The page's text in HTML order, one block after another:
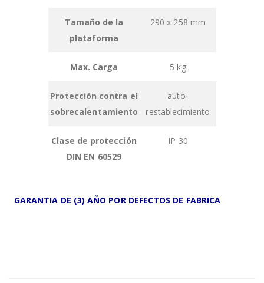
Tamaño de la
plataforma
290 x 258 mm
Max. Carga 5 kg
Protección contra el
sobrecalentamiento
auto-
restablecimiento
Clase de protección
DIN EN 60529
IP 30
GARANTIA DE (3) AÑO POR DEFECTOS DE FABRICA